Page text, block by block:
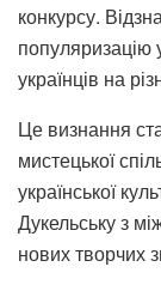
конкурсу.
популяризацію
українців на
Це визнання
мистецької
української
Дукельську з
нових творчих